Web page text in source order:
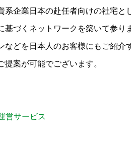
企業日本の赴任者向けの社宅と
づくネットワークを築いて参り
どを日本人のお客様にもご紹介
案が可能でございます。
営サービス